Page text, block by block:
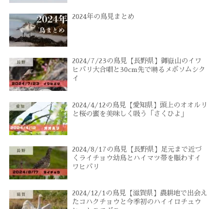
2024年の鳥見まとめ
2024/7/23の鳥見【長野県】御嶽山のイワ
ヒバリ大合唱と30cm先で囀るメボソムシク
イ
2024/4/12の鳥見【愛知県】頭上のオオルリ
と桜の蜜を美味しく吸う「さくひよ」
2024/8/17の鳥見【長野県】足元まで近づ
くライチョウ幼鳥とハイマツ帯を賑わすイ
ワヒバリ
2024/12/1の鳥見【滋賀県】農耕地で出会え
たコハクチョウと今季初のハイイロチュウ